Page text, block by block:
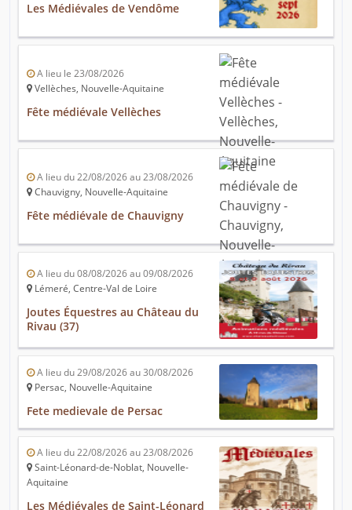
Les Médiévales de Vendôme
A lieu le 23/08/2026
Vellèches, Nouvelle-Aquitaine
Fête médiévale Vellèches
A lieu du 22/08/2026 au 23/08/2026
Chauvigny, Nouvelle-Aquitaine
Fête médiévale de Chauvigny
A lieu du 08/08/2026 au 09/08/2026
Lémeré, Centre-Val de Loire
Joutes Équestres au Château du
Rivau (37)
A lieu du 29/08/2026 au 30/08/2026
Persac, Nouvelle-Aquitaine
Fete medievale de Persac
A lieu du 22/08/2026 au 23/08/2026
Saint-Léonard-de-Noblat, Nouvelle-
Aquitaine
Les Médiévales de Saint-Léonard